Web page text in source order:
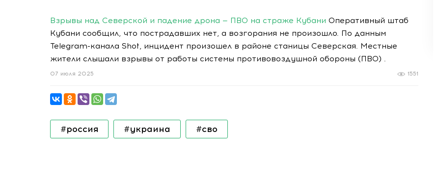
Взрывы над Северской и падение дрона — ПВО на страже Кубани Оперативный штаб
Кубани сообщил, что пострадавших нет, а возгорания не произошло. По данным
Telegram-канала Shot, инцидент произошел в районе станицы Северская. Местные
жители слышали взрывы от работы системы противовоздушной обороны (ПВО) .
1551
07 июля 2025
#россия #украина #сво